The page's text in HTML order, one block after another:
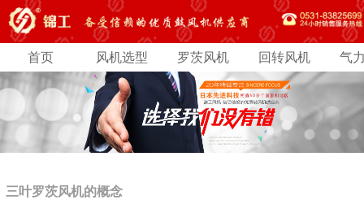
首页 风机选型 罗茨风机 回转风机 气
三叶罗茨风机的概念